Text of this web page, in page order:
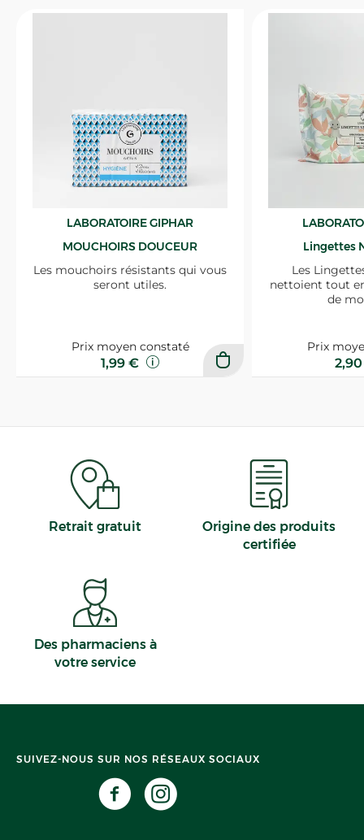
LABORATOIRE GIPHAR
MOUCHOIRS DOUCEUR
Les mouchoirs résistants qui vous
seront utiles.
Prix moyen constaté
1,99 €
Lingettes
Les
nettoient tout
de
Prix
Retrait gratuit
Origine des produits
certifiée
Des pharmaciens à
votre service
SUIVEZ-NOUS SUR NOS RÉSEAUX SOCIAUX